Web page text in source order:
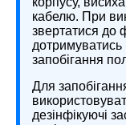
кабелю. При
звертатися до
дотримуватись
запобігання
Для
дезінфікуючі